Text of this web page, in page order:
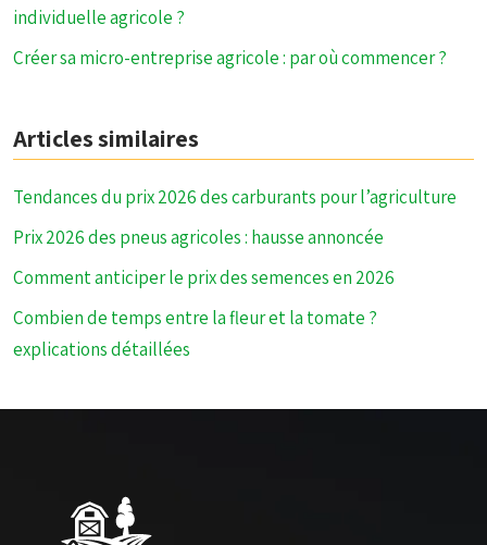
individuelle agricole ?
Créer sa micro-entreprise agricole : par où commencer ?
Articles similaires
Tendances du prix 2026 des carburants pour l’agriculture
Prix 2026 des pneus agricoles : hausse annoncée
Comment anticiper le prix des semences en 2026
Combien de temps entre la fleur et la tomate ?
explications détaillées